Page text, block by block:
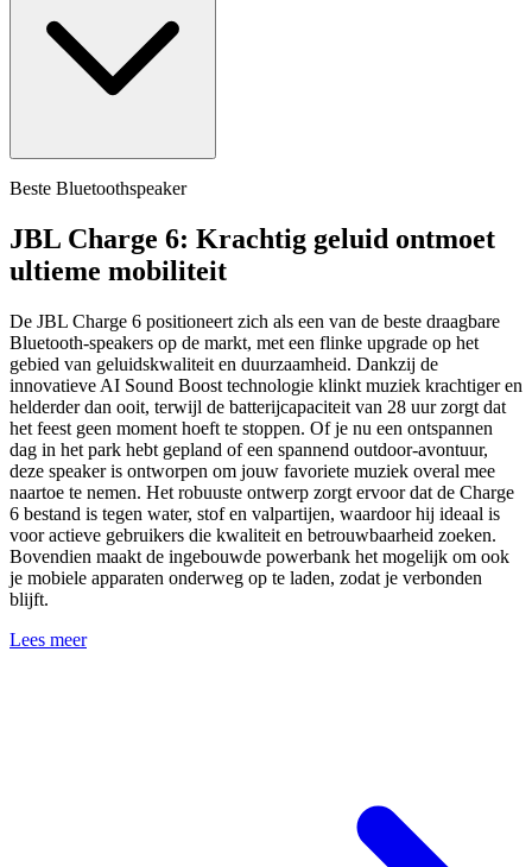
Beste Bluetoothspeaker
JBL Charge 6: Krachtig geluid ontmoet
ultieme mobiliteit
De JBL Charge 6 positioneert zich als een van de beste draagbare
Bluetooth-speakers op de markt, met een flinke upgrade op het
gebied van geluidskwaliteit en duurzaamheid. Dankzij de
innovatieve AI Sound Boost technologie klinkt muziek krachtiger en
helderder dan ooit, terwijl de batterijcapaciteit van 28 uur zorgt dat
het feest geen moment hoeft te stoppen. Of je nu een ontspannen
dag in het park hebt gepland of een spannend outdoor-avontuur,
deze speaker is ontworpen om jouw favoriete muziek overal mee
naartoe te nemen. Het robuuste ontwerp zorgt ervoor dat de Charge
6 bestand is tegen water, stof en valpartijen, waardoor hij ideaal is
voor actieve gebruikers die kwaliteit en betrouwbaarheid zoeken.
Bovendien maakt de ingebouwde powerbank het mogelijk om ook
je mobiele apparaten onderweg op te laden, zodat je verbonden
blijft.
Lees meer